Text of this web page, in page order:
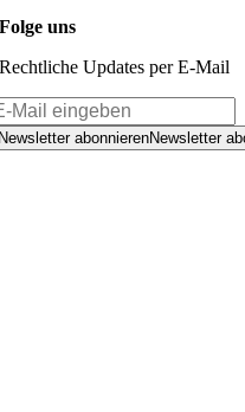
Folge uns
Rechtliche Updates per E-Mail
abonnierenNewsletter